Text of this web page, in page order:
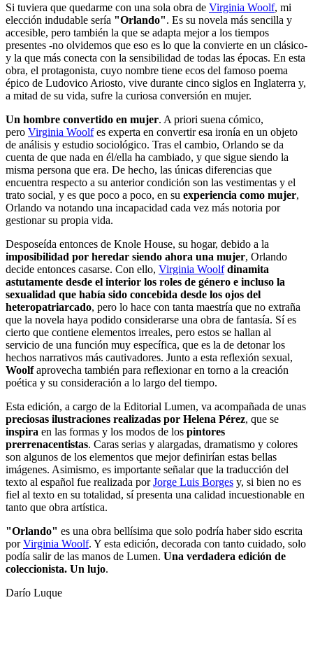
Si tuviera que quedarme con una sola obra de Virginia Woolf, mi
elección indudable sería "Orlando". Es su novela más sencilla y
accesible, pero también la que se adapta mejor a los tiempos
presentes -no olvidemos que eso es lo que la convierte en un clásico-
y la que más conecta con la sensibilidad de todas las épocas. En esta
obra, el protagonista, cuyo nombre tiene ecos del famoso poema
épico de Ludovico Ariosto, vive durante cinco siglos en Inglaterra y,
a mitad de su vida, sufre la curiosa conversión en mujer.
Un hombre convertido en mujer. A priori suena cómico,
pero Virginia Woolfes experta en convertir esa ironía en un objeto
de análisis y estudio sociológico. Tras el cambio, Orlando se da
cuenta de que nada en él/ella ha cambiado, y que sigue siendo la
misma persona que era. De hecho, las únicas diferencias que
encuentra respecto a su anterior condición son las vestimentas y el
trato social, y es que poco a poco, en su experiencia como mujer,
Orlando va notando una incapacidad cada vez más notoria por
gestionar su propia vida.
Desposeída entonces de Knole House, su hogar, debido a la
imposibilidad por heredar siendo ahora una mujer, Orlando
decide entonces casarse. Con ello, Virginia Woolf dinamita
astutamente desde el interior los roles de género e incluso la
sexualidad que había sido concebida desde los ojos del
heteropatriarcado, pero lo hace con tanta maestría que no extraña
que la novela haya podido considerarse una obra de fantasía. Sí es
cierto que contiene elementos irreales, pero estos se hallan al
servicio de una función muy específica, que es la de detonar los
hechos narrativos más cautivadores. Junto a esta reflexión sexual,
Woolfaprovecha también para reflexionar en torno a la creación
poética y su consideración a lo largo del tiempo.
Esta edición, a cargo de la Editorial Lumen, va acompañada de unas
preciosas ilustraciones realizadas por Helena Pérez, que se
inspira en las formas y los modos de los pintores
prerrenacentistas. Caras serias y alargadas, dramatismo y colores
son algunos de los elementos que mejor definirían estas bellas
imágenes. Asimismo, es importante señalar que la traducción del
texto al español fue realizada porJorge Luis Borges y, si bien no es
fiel al texto en su totalidad, sí presenta una calidad incuestionable en
tanto que obra artística.
"Orlando" es una obra bellísima que solo podría haber sido escrita
porVirginia Woolf. Y esta edición, decorada con tanto cuidado, solo
podía salir de las manos de Lumen. Una verdadera edición de
coleccionista. Un lujo.
Darío Luque